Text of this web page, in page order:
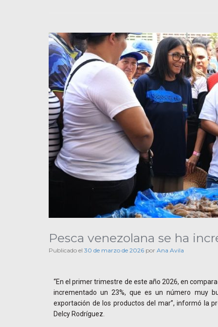
Pesca venezolana se ha
Publicado el 30 de marzo de 2026 por Ana Avila
“En el primer trimestre de este año 2026, en
incrementado un 23%, que es un número muy
exportación de los productos del mar”, informó la
Delcy Rodríguez.